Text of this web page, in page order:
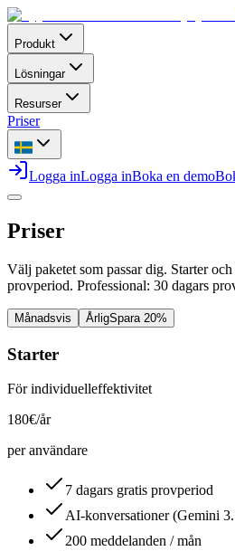
Produkt
Lösningar
Resurser
Priser
Logga inLogga inBoka en demo
Priser
Välj paketet som passar dig. Starter
provperiod. Professional: 30 dagars
Månadsvis ÅrligSpara 20%
Starter
För individuelleffektivitet
180€/år
per användare
7 dagars gratis provperiod
AI-konversationer (Gemini
200 meddelanden / mån